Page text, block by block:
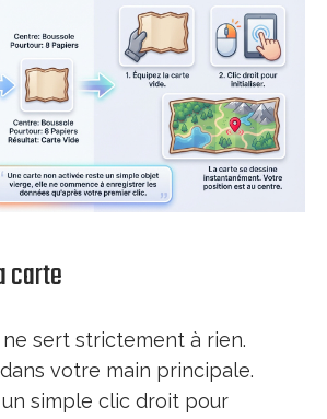
carte
sert strictement à rien.
votre main principale.
simple clic droit pour